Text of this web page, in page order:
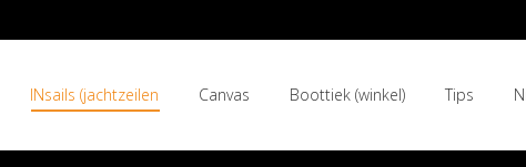
INsails (jachtzeilen Canvas Boottiek (winkel) Tips
INsails (jachtzeilen Canvas Boottiek (winkel) Tips